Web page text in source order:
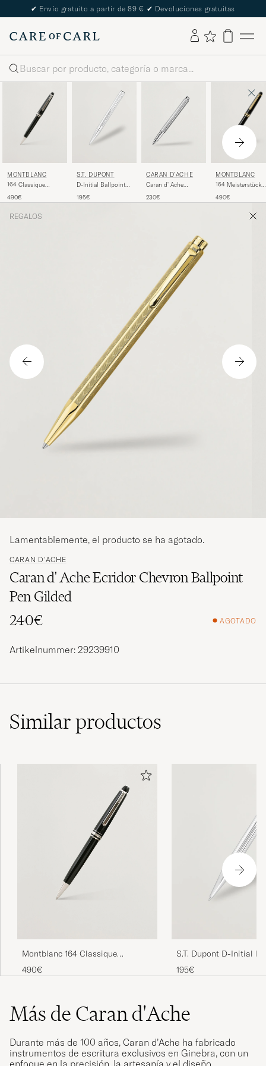
✔ Envío gratuito a partir de 89 € ✔ Devoluciones gratuitas
Buscar
MONTBLANC
164 Classique
Ballpoint Pen
490€
S.T. DUPONT
D-Initial Ballpoint
195€
CARAN D'ACHE
Caran d' Ache
Rollerball Pen
230€
MONTBLANC
164 Meisterstück
490€
REGALOS
CARAN D'ACHE
Caran d' Ache Ecridor Chevron Ballpoint
Pen Gilded
240€
AGOTADO
Lamentablemente, el producto se ha agotado.
Artikelnummer: 29239910
Similarproductos
Montblanc 164 Classique
Meisterstück Ballpoint Pen
Platinum Line
490€
S.T. Dupont D-Initial
Chrome
195€
Más de Caran d'Ache
Durante más de 100 años, Caran d’Ache ha fabricado
instrumentos de escritura exclusivos en Ginebra, con un